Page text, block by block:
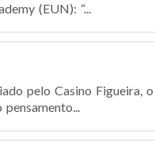
(EUN): “...
pelo Casino Figueira, o